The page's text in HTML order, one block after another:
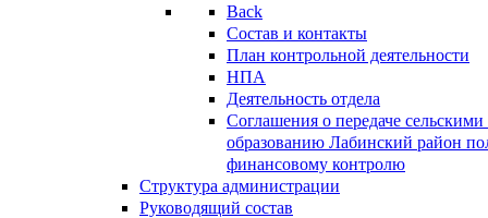
Back
Состав и контакты
План контрольной деятельности
НПА
Деятельность отдела
Соглашения о передаче
образованию Лабинский район
финансовому контролю
Структура администрации
Руководящий состав